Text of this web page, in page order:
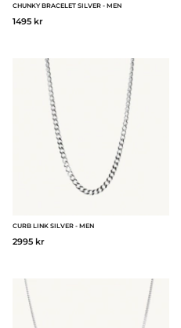
CHUNKY BRACELET SILVER - MEN
1495 kr
CURB LINK SILVER - MEN
2995 kr